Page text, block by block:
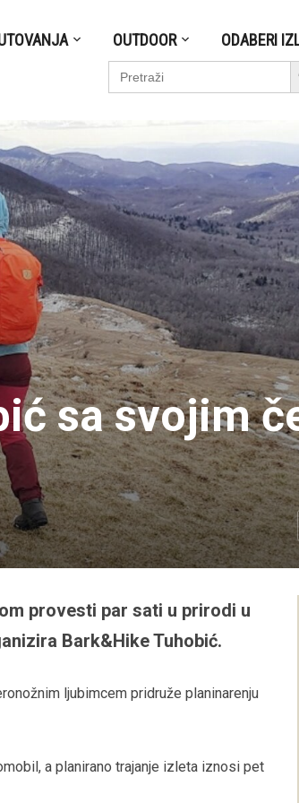
OUTDOOR ODABERI
Search
for:
sa svojim
provesti par sati u prirodi u
Bark&Hike Tuhobić.
ljubimcem pridruže planinarenju
a planirano trajanje izleta iznosi pet